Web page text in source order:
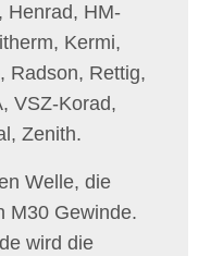
Henrad, HM-
Kermi,
Radson, Rettig,
VSZ-Korad,
Zenith.
Welle, die
M30 Gewinde.
wird die